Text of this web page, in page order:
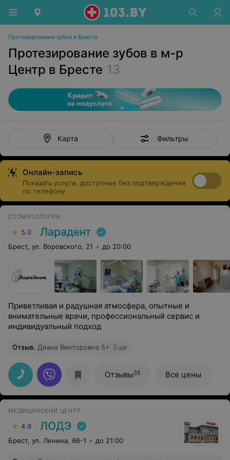
Протезирование зубов в Бресте
Протезирование зубов в м-р
Центр в Бресте 13
Карта Фильтры
Онлайн-запись
Показать услуги, доступные без подтверждения
по телефону
СТОМАТОЛОГИЯ
5.0 Ларадент
Брест, ул. Воровского, 21 до 20:00
Приветливая и радушная атмосфера, опытные и
внимательные врачи, профессиональный сервис и
индивидуальный подход
Отзыв. Диана Викторовна 5+ Еще
Отзывы35 Все цены
МЕДИЦИНСКИЙ ЦЕНТР
4.9 ЛОДЭ
Брест, ул. Ленина, 66-1 до 21:00